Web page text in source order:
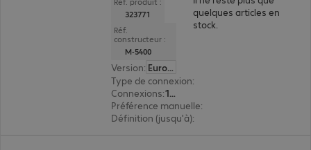
323771
Réf.
constructeur :
M-5400
Version:
Europe
Type de connexion:
Connexions: 1 x PS/2, 1 x USB type A
Préférence manuelle:
Définition (jusqu'à):
quelques articles en
stock.